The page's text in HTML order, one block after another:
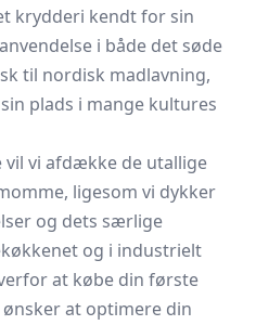
krydderi kendt for sin
i både det søde
til nordisk madlavning,
plads i mange kultures
vi afdække de utallige
ligesom vi dykker
og dets særlige
og i industrielt
at købe din første
at optimere din